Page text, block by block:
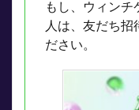
もし、ウィンチ
人は、友だち招
ださい。